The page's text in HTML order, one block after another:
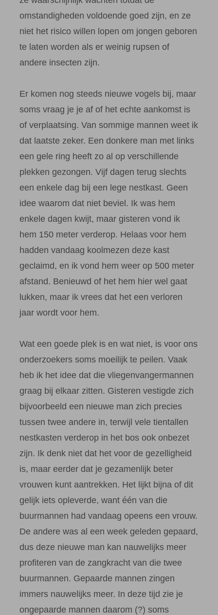
omstandigheden voldoende goed zijn, en ze
niet het risico willen lopen om jongen geboren
te laten worden als er weinig rupsen of
andere insecten zijn.
Er komen nog steeds nieuwe vogels bij, maar
soms vraag je je af of het echte aankomst is
of verplaatsing. Van sommige mannen weet ik
dat laatste zeker. Een donkere man met links
een gele ring heeft zo al op verschillende
plekken gezongen. Vijf dagen terug slechts
een enkele dag bij een lege nestkast. Geen
idee waarom dat niet beviel. Ik was hem
enkele dagen kwijt, maar gisteren vond ik
hem 150 meter verderop. Helaas voor hem
hadden vandaag koolmezen deze kast
geclaimd, en ik vond hem weer op 500 meter
afstand. Benieuwd of het hem hier wel gaat
lukken, maar ik vrees dat het een verloren
jaar wordt voor hem.
Wat een goede plek is en wat niet, is voor ons
onderzoekers soms moeilijk te peilen. Vaak
heb ik het idee dat die vliegenvangermannen
graag bij elkaar zitten. Gisteren vestigde zich
bijvoorbeeld een nieuwe man zich precies
tussen twee andere in, terwijl vele tientallen
nestkasten verderop in het bos ook onbezet
zijn. Ik denk niet dat het voor de gezelligheid
is, maar eerder dat je gezamenlijk beter
vrouwen kunt aantrekken. Het lijkt bijna of dit
gelijk iets opleverde, want één van die
buurmannen had vandaag opeens een vrouw.
De andere was al een week geleden gepaard,
dus deze nieuwe man kan nauwelijks meer
profiteren van de zangkracht van die twee
buurmannen. Gepaarde mannen zingen
immers nauwelijks meer. In deze tijd zie je
ongepaarde mannen daarom (?) soms